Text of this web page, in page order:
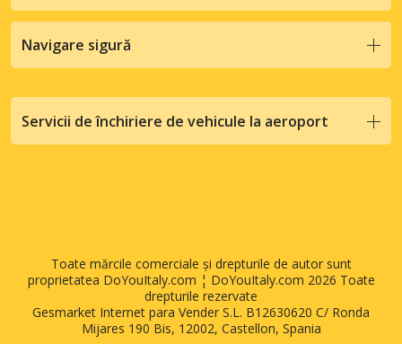
Navigare sigură
Servicii de închiriere de vehicule la aeroport
Toate mărcile comerciale și drepturile de autor sunt
proprietatea DoYouItaly.com ¦ DoYouItaly.com 2026 Toate
drepturile rezervate
Gesmarket Internet para Vender S.L. B12630620 C/ Ronda
Mijares 190 Bis, 12002, Castellon, Spania